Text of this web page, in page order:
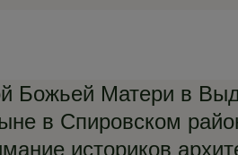
Божьей Матери в
в Спировском
историков